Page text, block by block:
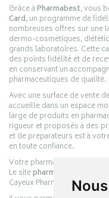
Grâce àPharmabest, vous
Card, un programme de
nombreuses offres sur une
dermo-cosmétiques,
grands laboratoires. Cette
des points fidélité et de
en conservant un
pharmaceutiques de qualité.
Avec une surface de vente
accueille dans un espace
large de produits en
rigueur et proposés à des
et de préparateurs est à
en toute confiance.
Votre pharmacie en ligne :
Le sitepharmacie-cayeux.fr
Cayeux Pharmabest Berck-